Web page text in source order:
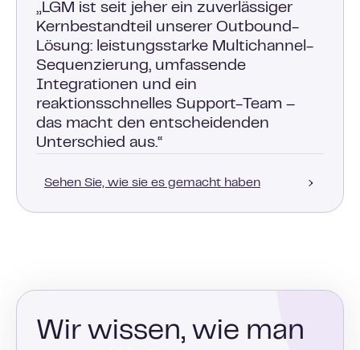
„LGM ist seit jeher ein zuverlässiger
Kernbestandteil unserer Outbound-
Lösung: leistungsstarke Multichannel-
Sequenzierung, umfassende
Integrationen und ein
reaktionsschnelles Support-Team –
das macht den entscheidenden
Unterschied aus.“
Sehen Sie, wie sie es gemacht haben
Wir wissen, wie man